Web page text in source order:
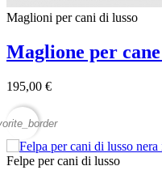
Maglioni per cani di lusso
Maglione per
195,00 €
Felpe per cani di lusso